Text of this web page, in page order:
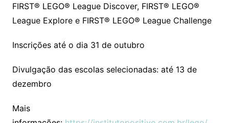
FIRST® LEGO® League Discover, FIRST® LEGO®
League Explore e FIRST® LEGO® League Challenge
Inscrições até o dia 31 de outubro
Divulgação das escolas selecionadas: até 13 de
dezembro
Mais